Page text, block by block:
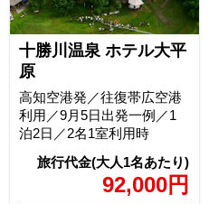
十勝川温泉 ホテル大平
原
92,000円
高知空港発／往復帯広空港
利用／9月5日出発一例／1
泊2日／2名1室利用時